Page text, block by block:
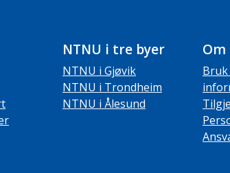
NTNU i tre byer
NTNU i Gjøvik
NTNU i Trondheim
NTNU i Ålesund
Bruk